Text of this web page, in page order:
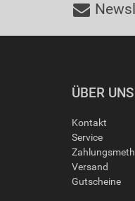
ÜBER UNS
Kontakt
Service
Versand
Gutscheine